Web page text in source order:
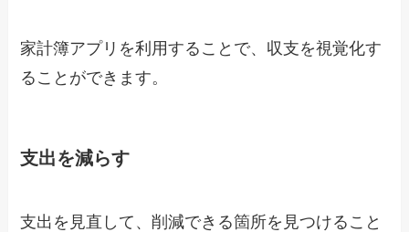
家計簿アプリを利用することで、収支を視覚化す
ることができます。
支出を減らす
支出を見直して、削減できる箇所を見つけること